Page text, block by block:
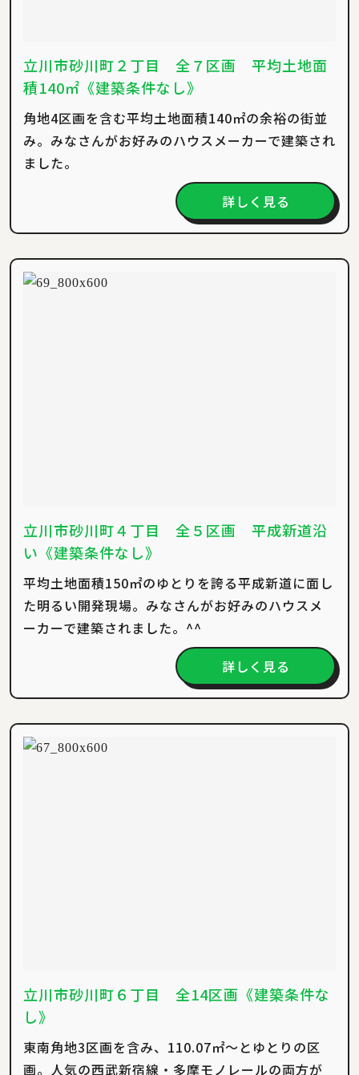
立川市砂川町２丁目 全７区画 平均土地面
積140㎡《建築条件なし》
角地4区画を含む平均土地面積140㎡の余裕の街並
み。みなさんがお好みのハウスメーカーで建築され
ました。
詳しく見る
立川市砂川町４丁目 全５区画 平成新道沿
い《建築条件なし》
平均土地面積150㎡のゆとりを誇る平成新道に面し
た明るい開発現場。みなさんがお好みのハウスメ
ーカーで建築されました。^^
詳しく見る
立川市砂川町６丁目 全14区画《建築条件な
し》
東南角地3区画を含み、110.07㎡～とゆとりの区
画。人気の西武新宿線・多摩モノレールの両方が